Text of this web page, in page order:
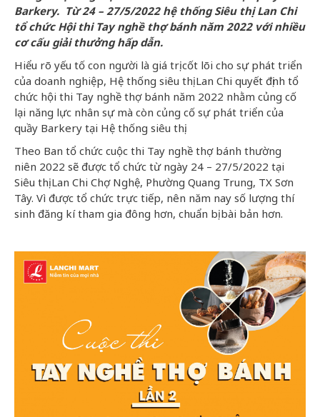
Barkery. Từ 24 – 27/5/2022 hệ thống Siêu thị Lan Chi
tổ chức Hội thi Tay nghề thợ bánh năm 2022 với nhiều
cơ cấu giải thưởng hấp dẫn.
Hiểu rõ yếu tố con người là giá trị cốt lõi cho sự phát triển
của doanh nghiệp, Hệ thống siêu thị Lan Chi quyết định tổ
chức hội thi Tay nghề thợ bánh năm 2022 nhằm củng cố
lại năng lực nhân sự mà còn củng cố sự phát triển của
quầy Barkery tại Hệ thống siêu thị.
Theo Ban tổ chức cuộc thi Tay nghề thợ bánh thường
niên 2022 sẽ được tổ chức từ ngày 24 – 27/5/2022 tại
Siêu thị Lan Chi Chợ Nghệ, Phường Quang Trung, TX Sơn
Tây. Vì được tổ chức trực tiếp, nên năm nay số lượng thí
sinh đăng kí tham gia đông hơn, chuẩn bị bài bản hơn.